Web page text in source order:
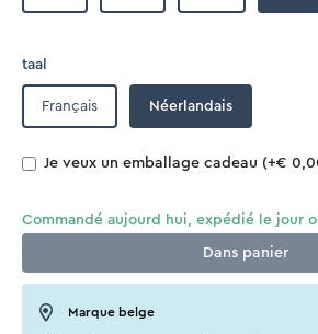
taal
Français Néerlandais
Je veux un emballage cadeau (+€
Commandé aujourd hui, expédié le jour
Dans panier
Marque belge